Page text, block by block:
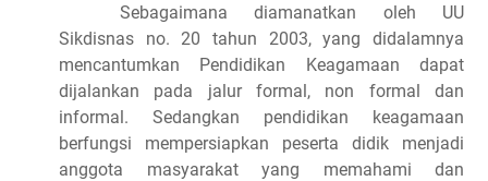
Sebagaimana diamanatkan oleh UU
Sikdisnas no. 20 tahun 2003, yang didalamnya
mencantumkan Pendidikan Keagamaan dapat
dijalankan pada jalur formal, non formal dan
informal. Sedangkan pendidikan keagamaan
berfungsi mempersiapkan peserta didik menjadi
anggota masyarakat yang memahami dan